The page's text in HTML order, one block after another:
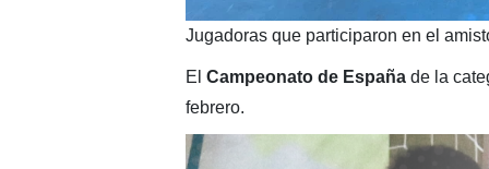
Jugadoras que participaron en el
El Campeonato de Españade la
febrero.